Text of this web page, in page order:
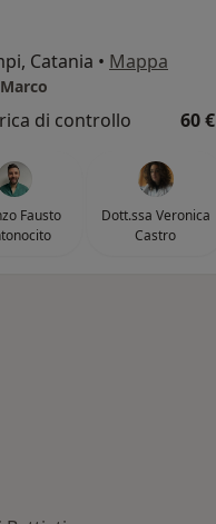
Catania • Mappa
di controllo 60 €
Fausto
Dott.ssa Veronica
Castro